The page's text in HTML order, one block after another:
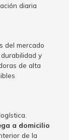
diaria
del mercado
y
de alta
a domicilio
de la